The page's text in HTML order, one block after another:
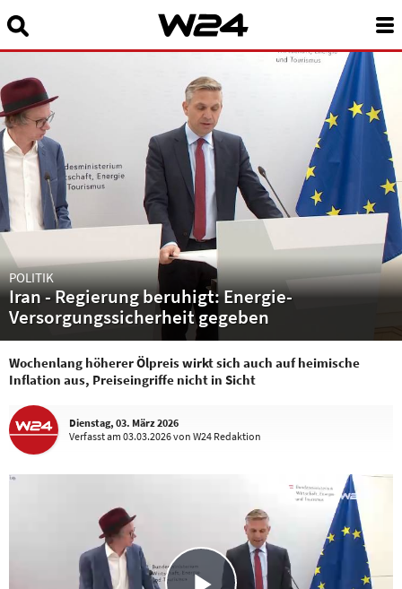
News
24 Stunden Wien
Sendungen A-Z
Programm
Podcasts
Über uns
Suchbegriff eingeben:
POLITIK
Iran - Regierung beruhigt: Energie-
Versorgungssicherheit gegeben
Wochenlang höherer Ölpreis wirkt sich auch auf heimische
Inflation aus, Preiseingriffe nicht in Sicht
Dienstag, 03. März 2026
Verfasstam 03.03.2026von W24 Redaktion